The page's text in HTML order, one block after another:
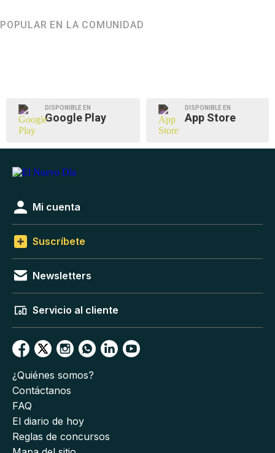
POPULAR EN LA COMUNIDAD
DISPONIBLE EN
Google Play
DISPONIBLE EN
App Store
Mi cuenta
Suscríbete
Newsletters
Servicio al cliente
¿Quiénes somos?
Contáctanos
FAQ
El diario de hoy
Reglas de concursos